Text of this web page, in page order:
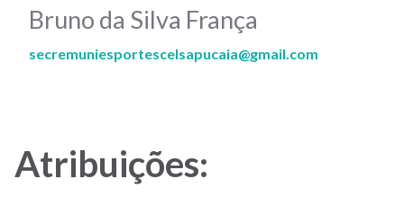
Bruno da Silva França
secremuniesportescelsapucaia@gmail.com
Atribuições: